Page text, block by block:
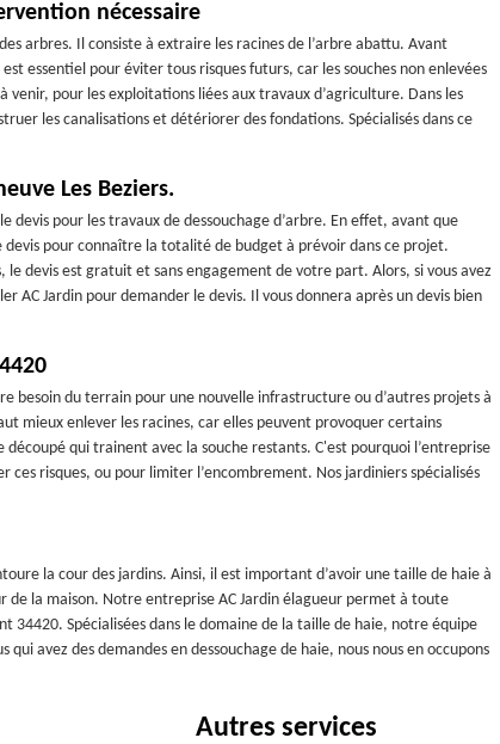
nécessaire
arbres. Il consiste à extraire les racines de l’arbre abattu. Avant
essentiel pour éviter tous risques futurs, car les souches non enlevées
pour les exploitations liées aux travaux d’agriculture. Dans les
les canalisations et détériorer des fondations. Spécialisés dans ce
Les Beziers.
devis pour les travaux de dessouchage d’arbre. En effet, avant que
pour connaître la totalité de budget à prévoir dans ce projet.
le devis est gratuit et sans engagement de votre part. Alors, si vous avez
AC Jardin pour demander le devis. Il vous donnera après un devis bien
besoin du terrain pour une nouvelle infrastructure ou d’autres projets à
mieux enlever les racines, car elles peuvent provoquer certains
qui trainent avec la souche restants. C'est pourquoi l’entreprise
ces risques, ou pour limiter l’encombrement. Nos jardiniers spécialisés
la cour des jardins. Ainsi, il est important d’avoir une taille de haie à
la maison. Notre entreprise AC Jardin élagueur permet à toute
34420. Spécialisées dans le domaine de la taille de haie, notre équipe
avez des demandes en dessouchage de haie, nous nous en occupons
Autres services